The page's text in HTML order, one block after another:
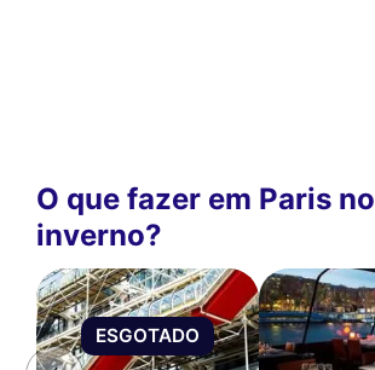
O que fazer em Paris no
inverno?
ESGOTADO